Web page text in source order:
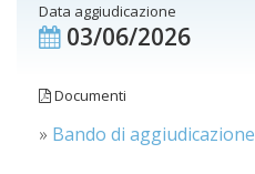
Data aggiudicazione
03/06/2026
Documenti
» Bando di aggiudicazione